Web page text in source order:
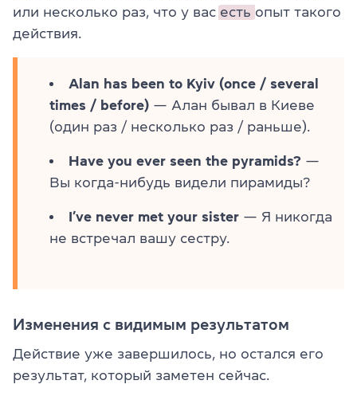
или несколько раз, что у вас есть опыт такого
действия.
Alan has been to Kyiv (once / several
times / before) — Алан бывал в Киеве
(один раз / несколько раз / раньше).
Have you ever seen the pyramids? —
Вы когда-нибудь видели пирамиды?
I’ve never met your sister — Я никогда
не встречал вашу сестру.
Изменения с видимым результатом
Действие уже завершилось, но остался его
результат, который заметен сейчас.